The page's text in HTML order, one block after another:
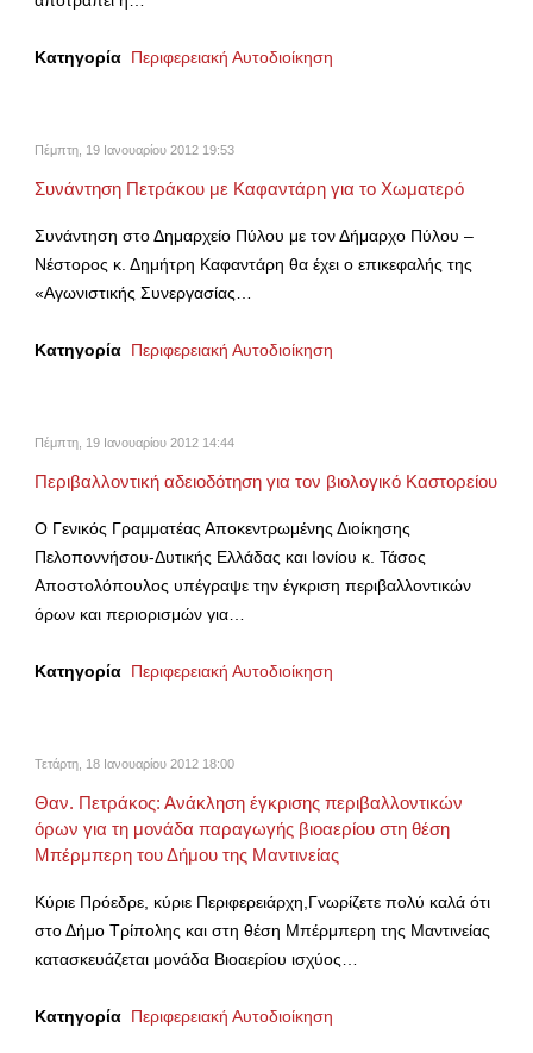
Κατηγορία Περιφερειακή Αυτοδιοίκηση
Πέμπτη, 19 Ιανουαρίου 2012 19:53
Συνάντηση Πετράκου με Καφαντάρη για το Χωματερό
Συνάντηση στο Δημαρχείο Πύλου με τον Δήμαρχο Πύλου –
Νέστορος κ. Δημήτρη Καφαντάρη θα έχει ο επικεφαλής της
«Αγωνιστικής Συνεργασίας…
Κατηγορία Περιφερειακή Αυτοδιοίκηση
Πέμπτη, 19 Ιανουαρίου 2012 14:44
Περιβαλλοντική αδειοδότηση για τον βιολογικό Καστορείου
Ο Γενικός Γραμματέας Αποκεντρωμένης Διοίκησης
Πελοποννήσου-Δυτικής Ελλάδας και Ιονίου κ. Τάσος
Αποστολόπουλος υπέγραψε την έγκριση περιβαλλοντικών
όρων και περιορισμών για…
Κατηγορία Περιφερειακή Αυτοδιοίκηση
Τετάρτη, 18 Ιανουαρίου 2012 18:00
Θαν. Πετράκος: Ανάκληση έγκρισης περιβαλλοντικών
όρων για τη μονάδα παραγωγής βιοαερίου στη θέση
Μπέρμπερη του Δήμου της Μαντινείας
Κύριε Πρόεδρε, κύριε Περιφερειάρχη,Γνωρίζετε πολύ καλά ότι
στο Δήμο Τρίπολης και στη θέση Μπέρμπερη της Μαντινείας
κατασκευάζεται μονάδα Βιοαερίου ισχύος…
Κατηγορία Περιφερειακή Αυτοδιοίκηση